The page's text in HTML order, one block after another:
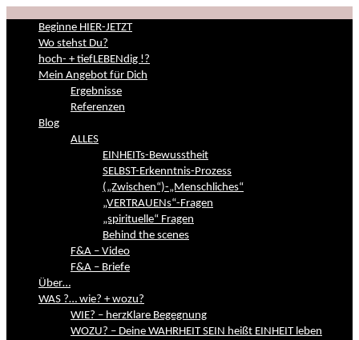
Beginne HIER-JETZT
Wo stehst Du?
hoch- + tiefLEBENdig !?
Mein Angebot für Dich
Ergebnisse
Referenzen
Blog
ALLES
EINHEITs-Bewusstheit
SELBST-Erkenntnis-Prozess
(„Zwischen“)-„Menschliches“
„VERTRAUENs“-Fragen
„spirituelle“ Fragen
Behind the scenes
F&A – Video
F&A – Briefe
Über…
WAS ?… wie? + wozu?
WIE? – herzKlare Begegnung
WOZU? – Deine WAHRHEIT SEIN heißt EINHEIT leben